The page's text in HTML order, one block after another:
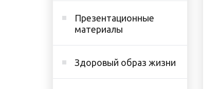
Презентационные
материалы
Здоровый образ жизни